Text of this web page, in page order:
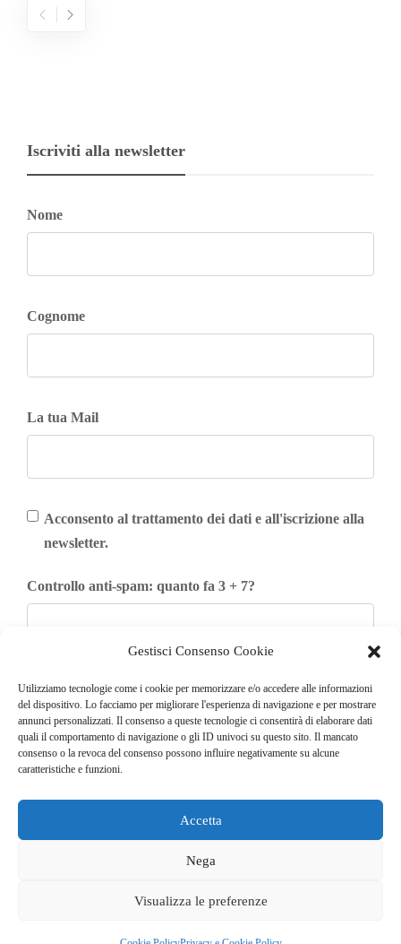
Gestisci Consenso Cookie
Utilizziamo tecnologie come i cookie per memorizzare e/o accedere alle informazioni
del dispositivo. Lo facciamo per migliorare l'esperienza di navigazione e per mostrare
annunci personalizzati. Il consenso a queste tecnologie ci consentirà di elaborare dati
quali il comportamento di navigazione o gli ID univoci su questo sito. Il mancato
consenso o la revoca del consenso possono influire negativamente su alcune
caratteristiche e funzioni.
Accetta
Nega
Visualizza le preferenze
Iscriviti alla newsletter
Nome
Cognome
La tua Mail
Acconsento al trattamento dei dati e all'iscrizione alla
newsletter.
Controllo anti-spam: quanto fa 3 + 7?
Iscriviti